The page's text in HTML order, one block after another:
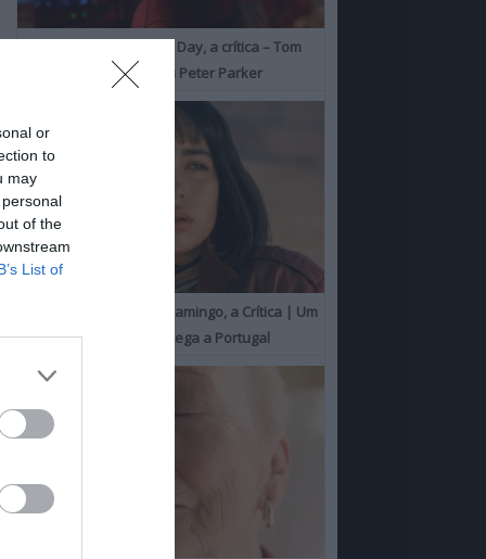
or
to
may
of the
List of
Spider-Man: Brand New Day, a crítica – Tom
Holland consolida o seu Peter Parker
O Misterioso Olhar do Flamingo, a Crítica | Um
Campeão de Cannes chega a Portugal